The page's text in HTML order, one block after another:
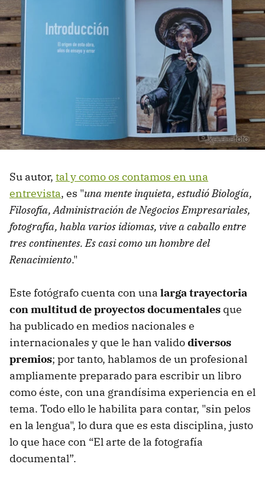
Su autor, tal y como os contamos en una
entrevista, es "una mente inquieta, estudió Biología,
Filosofía, Administración de Negocios Empresariales,
fotografía, habla varios idiomas, vive a caballo entre
tres continentes. Es casi como un hombre del
Renacimiento."
Este fotógrafo cuenta con una larga trayectoria
con multitud de proyectos documentales que
ha publicado en medios nacionales e
internacionales y que le han validodiversos
premios; por tanto, hablamos de un profesional
ampliamente preparado para escribir un libro
como éste, con una grandísima experiencia en el
tema. Todo ello le habilita para contar, "sin pelos
en la lengua", lo dura que es esta disciplina, justo
lo que hace con “El arte de la fotografía
documental”.